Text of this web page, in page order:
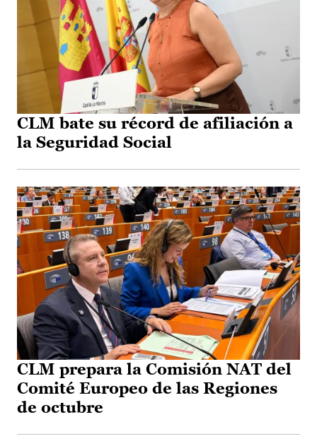
CLM bate su récord de afiliación a
la Seguridad Social
CLM prepara la Comisión NAT del
Comité Europeo de las Regiones
de octubre